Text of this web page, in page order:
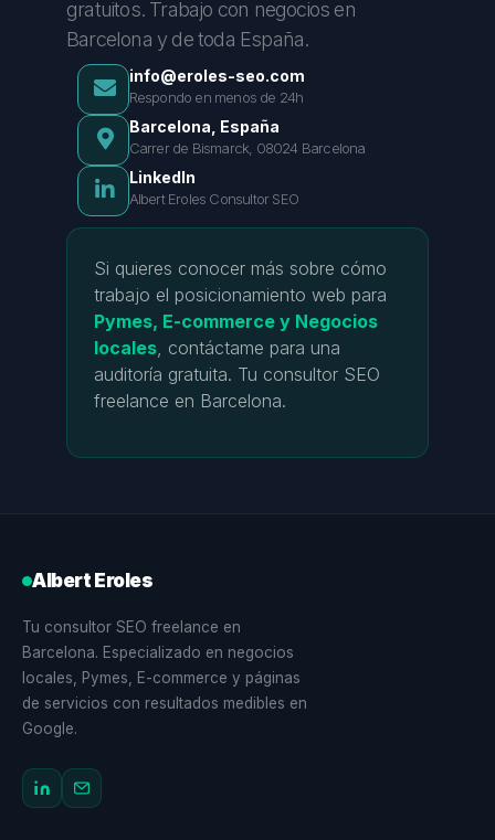
gratuitos. Trabajo con negocios en
Barcelona y de toda España.
info@eroles-seo.com
Respondo en menos de 24h
Barcelona, España
Carrer de Bismarck, 08024 Barcelona
LinkedIn
Albert Eroles Consultor SEO
Si quieres conocer más sobre cómo
trabajo el posicionamiento web para
Pymes, E-commerce y Negocios
locales, contáctame para una
auditoría gratuita. Tu consultor SEO
freelance en Barcelona.
Albert Eroles
Tu consultor SEO freelance en
Barcelona. Especializado en negocios
locales, Pymes, E-commerce y páginas
de servicios con resultados medibles en
Google.